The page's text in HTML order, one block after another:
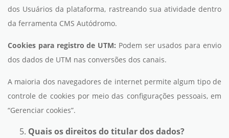
dos Usuários da plataforma, rastreando sua atividade dentro
da ferramenta CMS Autódromo.
Cookies para registro de UTM: Podem ser usados para envio
dos dados de UTM nas conversões dos canais.
A maioria dos navegadores de internet permite algum tipo de
controle de cookies por meio das configurações pessoais, em
“Gerenciar cookies”.
Quais os direitos do titular dos dados?